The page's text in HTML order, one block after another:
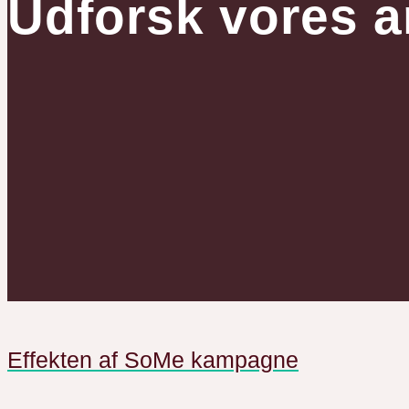
Udforsk vores
Effekten af SoMe kampagne